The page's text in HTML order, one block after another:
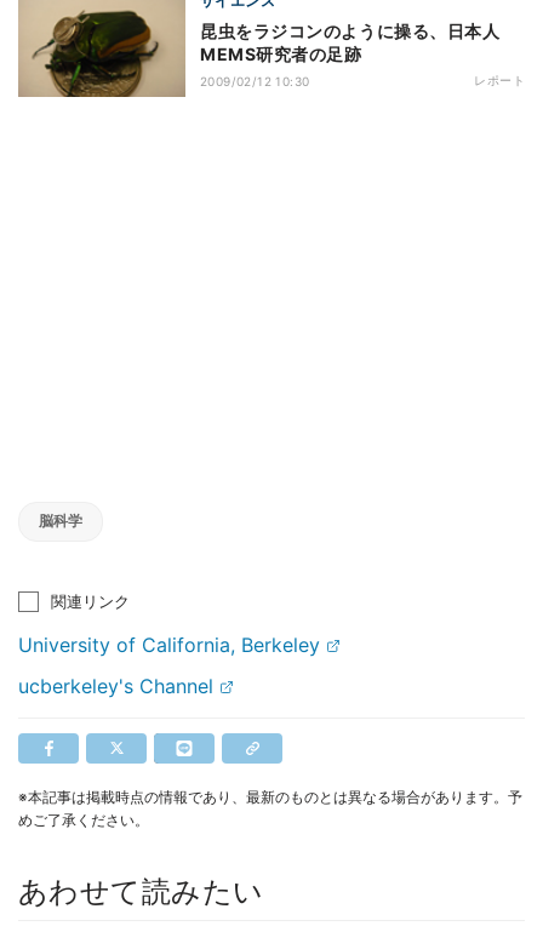
昆虫をラジコンのように操る、日本人
MEMS研究者の足跡
2009/02/12 10:30 レポート
脳科学
関連リンク
University of California, Berkeley
ucberkeley's Channel
※本記事は掲載時点の情報であり、最新のものとは異なる場合があります。予
めご了承ください。
あわせて読みたい